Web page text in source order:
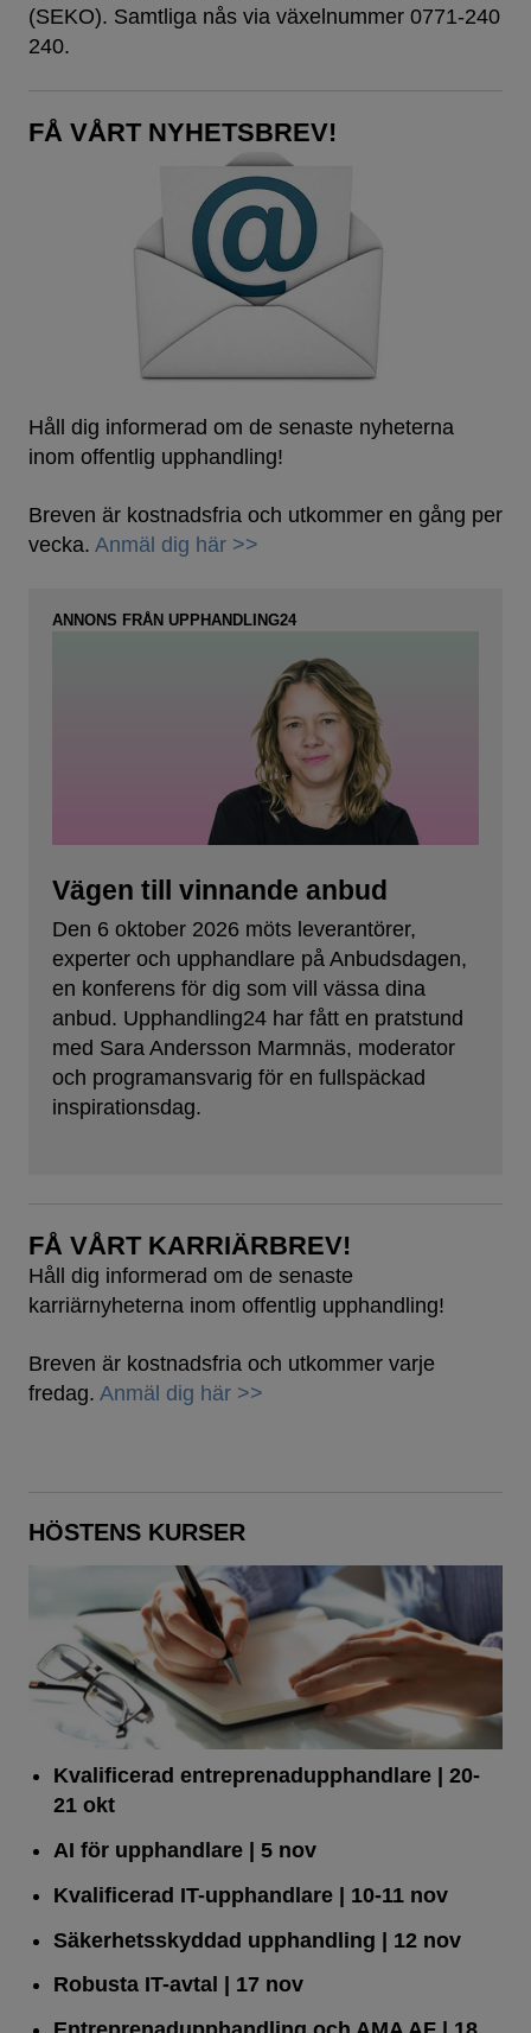
(SEKO). Samtliga nås via växelnummer 0771-240
240.
FÅ VÅRT NYHETSBREV!
Håll dig informerad om de senaste nyheterna
inom offentlig upphandling!
Breven är kostnadsfria och utkommer en gång per
vecka. Anmäl dig här >>
ANNONS FRÅN UPPHANDLING24
Vägen till vinnande anbud
Den 6 oktober 2026 möts leverantörer,
experter och upphandlare på Anbudsdagen,
en konferens för dig som vill vässa dina
anbud. Upphandling24 har fått en pratstund
med Sara Andersson Marmnäs, moderator
och programansvarig för en fullspäckad
inspirationsdag.
FÅ VÅRT KARRIÄRBREV!
Håll dig informerad om de senaste
karriärnyheterna inom offentlig upphandling!
Breven är kostnadsfria och utkommer varje
fredag. Anmäl dig här >>
HÖSTENS KURSER
Kvalificerad entreprenad­upphandlare
| 20-
21 okt
AI för upphandlare| 5 nov
Kvalificerad IT-upphandlare| 10-11 nov
Säkerhetsskyddad upphandling | 12 nov
Robusta IT-avtal
| 17 nov